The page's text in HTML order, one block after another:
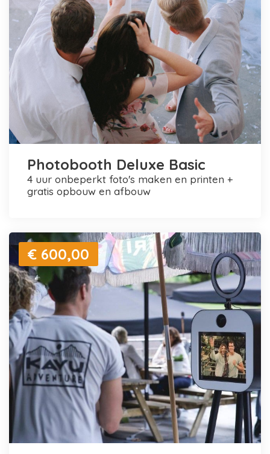
Photobooth Deluxe Basic
4 uur onbeperkt foto's maken en printen +
gratis opbouw en afbouw
€ 600,00